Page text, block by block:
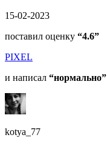
15-02-2023
поставил оценку “4.6”
PIXEL
и написал “нормально”
kotya_77